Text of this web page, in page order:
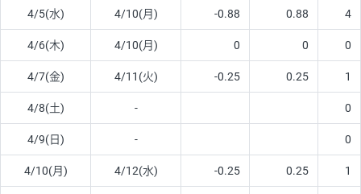
4/5(水) 4/10(月) -0.88 0.88 4
4/6(木) 4/10(月) 0 0 0
4/7(金) 4/11(火) -0.25 0.25 1
4/8(土) - 0
4/9(日) - 0
4/10(月) 4/12(水) -0.25 0.25 1